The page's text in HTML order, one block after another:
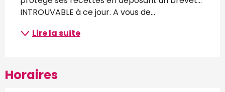
INTROUVABLE à ce jour. A vous de...
Lire la suite
Horaires